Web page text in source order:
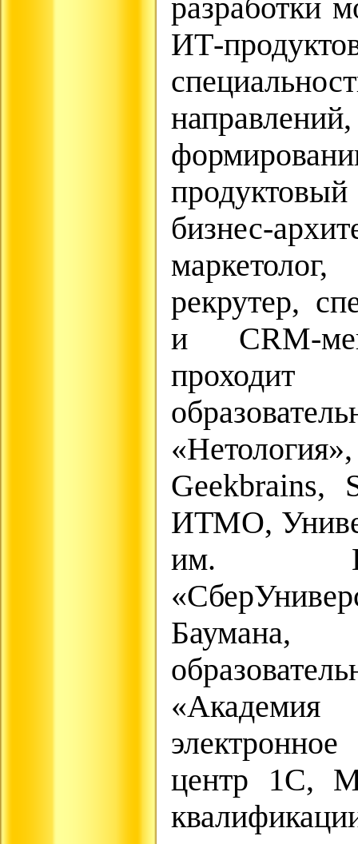
разработки
ИТ-
бизнес-
рекрутер,
и CRM-
Geekbrains,
ИТМО,
им.
центр 1С,